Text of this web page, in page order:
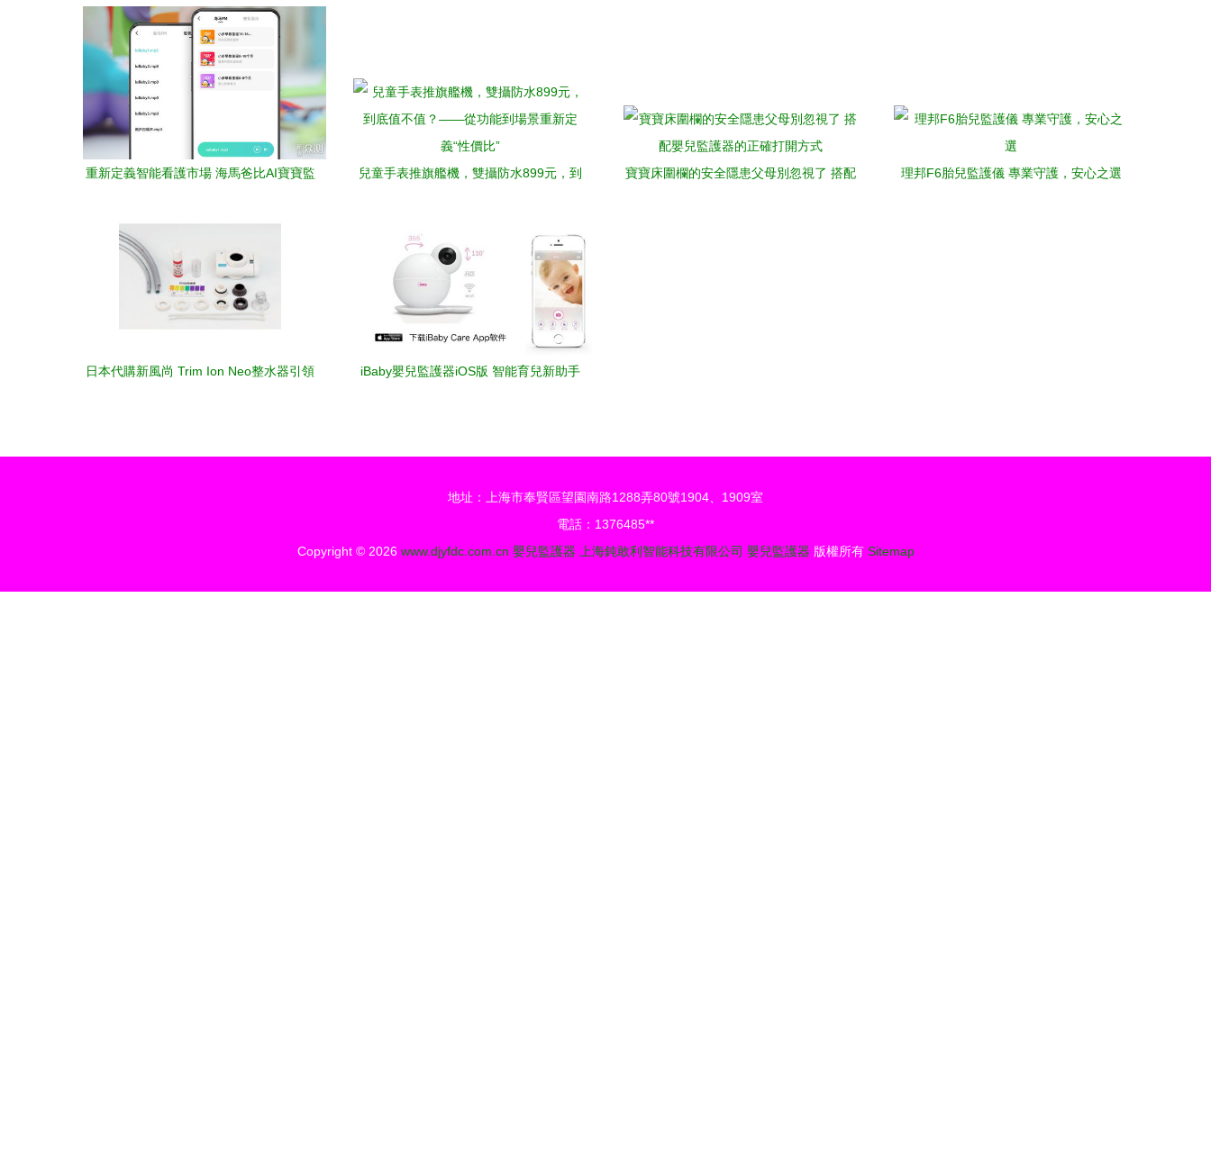
重新定義智能看護市場 海馬爸比AI寶寶監
兒童手表推旗艦機，雙攝防水899元，到
寶寶床圍欄的安全隱患父母別忽視了 搭配
理邦F6胎兒監護儀 專業守護，安心之選
日本代購新風尚 Trim Ion Neo整水器引領
iBaby嬰兒監護器iOS版 智能育兒新助手
地址：上海市奉賢區望園南路1288弄80號1904、1909室
電話：1376485**
Copyright © 2026 www.djyfdc.com.cn 嬰兒監護器 上海鈍敢利智能科技有限公司 嬰兒監護器 版權所有 Sitemap